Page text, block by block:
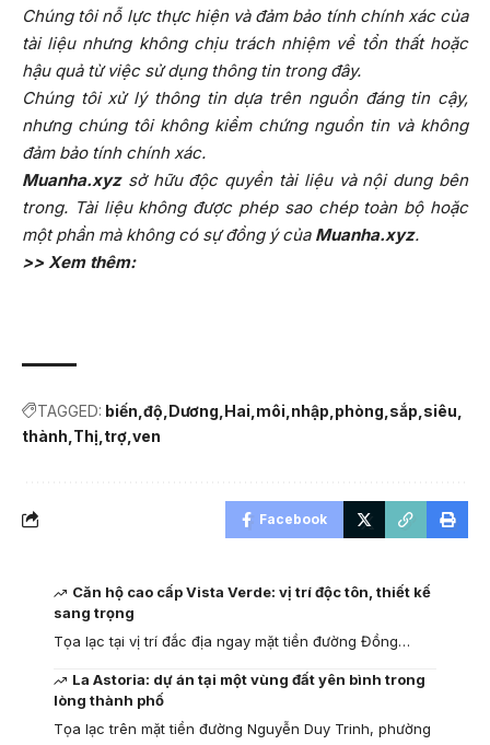
Chúng tôi nỗ lực thực hiện và đảm bảo tính chính xác của
tài liệu nhưng không chịu trách nhiệm về tổn thất hoặc
hậu quả từ việc sử dụng thông tin trong đây.
Chúng tôi xử lý thông tin dựa trên nguồn đáng tin cậy,
nhưng chúng tôi không kiểm chứng nguồn tin và không
đảm bảo tính chính xác.
Muanha.xyzsở hữu độc quyền tài liệu và nội dung bên
trong. Tài liệu không được phép sao chép toàn bộ hoặc
một phần mà không có sự đồng ý của Muanha.xyz.
>> Xem thêm:
TAGGED: biến độ Dương Hai môi nhập phòng sắp siêu
thành Thị trợ ven
Facebook
Căn hộ cao cấp Vista Verde: vị trí độc tôn, thiết kế
sang trọng
Tọa lạc tại vị trí đắc địa ngay mặt tiền đường Đồng…
La Astoria: dự án tại một vùng đất yên bình trong
lòng thành phố
Tọa lạc trên mặt tiền đường Nguyễn Duy Trinh, phường